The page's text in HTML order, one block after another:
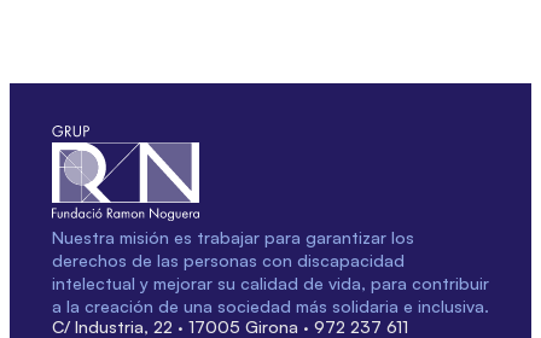
Nuestra misión es trabajar para garantizar los
derechos de las personas con discapacidad
intelectual y mejorar su calidad de vida, para contribuir
a la creación de una sociedad más solidaria e inclusiva.
C/ Industria, 22 · 17005 Girona · 972 237 611